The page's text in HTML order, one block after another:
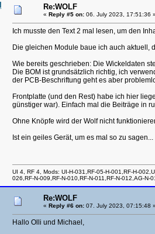
Re:WOLF
« Reply #5 on:06. July 2023, 17:51:36
Ich musste den Text 2 mal lesen, um den
Die gleichen Module baue ich auch aktuell,
Wie bereits geschrieben: Die Wickeldaten
Die BOM ist grundsätzlich richtig, ich
der PCB-Beschriftung geht es aber
Frontplatte (und den Rest) habe ich hier
günstiger war). Einfach mal die Beiträge in
Ohne Knöpfe wird der Wolf nicht
Ist ein geiles Gerät, um es mal so zu sagen...
UI 4, RF 4, Mods: UI-H-031,RF-05-H-001,RF-H-
026,RF-N-009,RF-N-010,RF-N-011,RF-N-012,AG-N-
Re:WOLF
« Reply #6 on:07. July 2023, 07:15:48
Hallo Olli und Michael,